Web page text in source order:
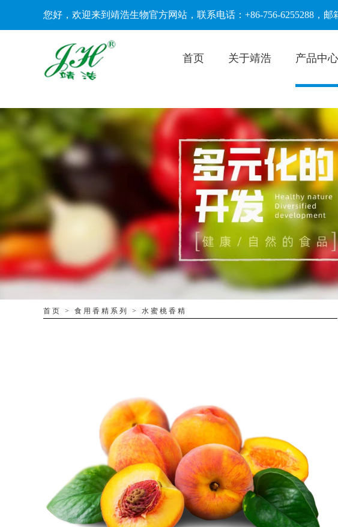
您好，欢迎来到靖浩生物官方网站，联系电话：+86-756-6255288，
首页 关于靖浩 产品中心
首页 > 食用香精系列 > 水蜜桃香精